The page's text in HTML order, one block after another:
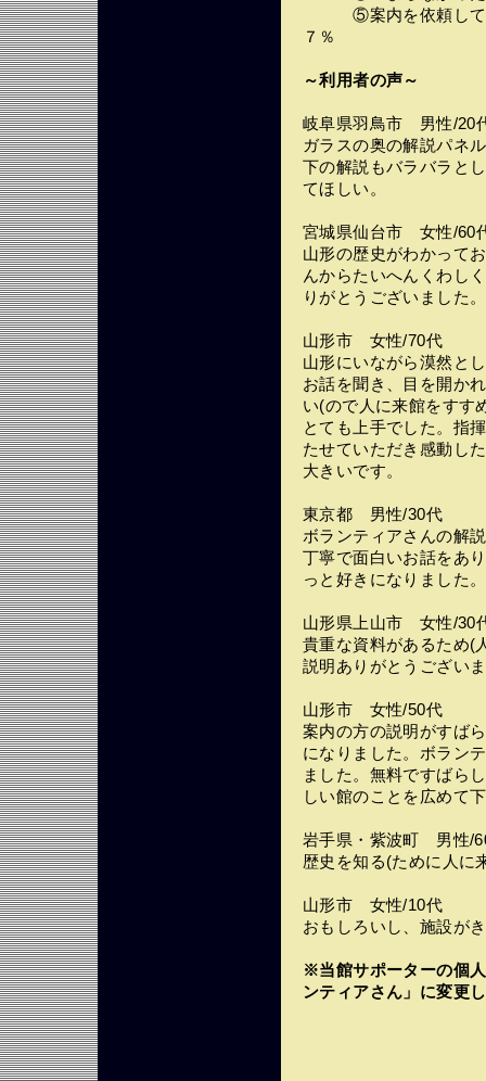
⑤案内を依頼してい
７％
～利用者の声～
岐阜県羽鳥市 男性/20
ガラスの奥の解説パネ
下の解説もバラバラと
てほしい。
宮城県仙台市 女性/60
山形の歴史がわかって
んからたいへんくわし
りがとうございました。
山形市 女性/70代
山形にいながら漠然と
お話を聞き、目を開か
い(ので人に来館をすす
とても上手でした。指
たせていただき感動し
大きいです。
東京都 男性/30代
ボランティアさんの解
丁寧で面白いお話をあ
っと好きになりました。
山形県上山市 女性/30
貴重な資料があるため(
説明ありがとうござい
山形市 女性/50代
案内の方の説明がすば
になりました。ボラン
ました。無料ですばら
しい館のことを広めて
岩手県・紫波町 男性/
歴史を知る(ために人に
山形市 女性/10代
おもしろいし、施設が
※当館サポーターの個
ンティアさん」に変更